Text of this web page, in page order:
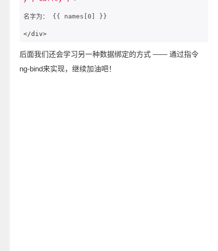
名字为： {{ names[0] }}
</div>
后面我们还会学习另一种数据绑定的方式 —— 通过指令
ng-bind来实现，继续加油吧！